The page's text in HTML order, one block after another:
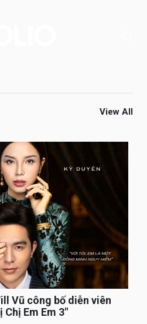
View All
Vũ công bố diễn viên
Em Em 3″